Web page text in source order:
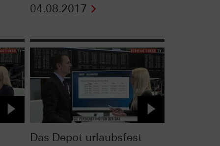
04.08.2017
Das Depot urlaubsfest